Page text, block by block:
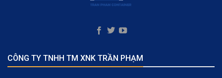
CÔNG TY TNHH TM XNK TRẦN PHẠM